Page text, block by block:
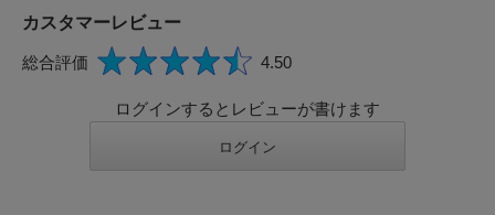
必須
必須
カスタマーレビュー
総合評価 4.50
ログインするとレビューが書けます